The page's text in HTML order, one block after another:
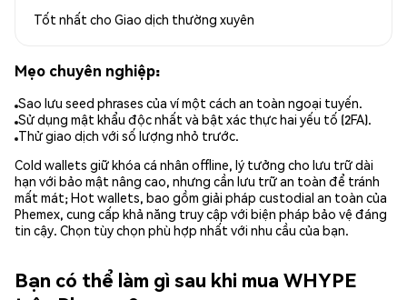
Tốt nhất cho Giao dịch thường xuyên
Mẹo chuyên nghiệp:
Sao lưu seed phrases của ví một cách an toàn ngoại tuyến.
Sử dụng mật khẩu độc nhất và bật xác thực hai yếu tố (2FA).
Thử giao dịch với số lượng nhỏ trước.
Cold wallets giữ khóa cá nhân offline, lý tưởng cho lưu trữ dài
hạn với bảo mật nâng cao, nhưng cần lưu trữ an toàn để tránh
mất mát; Hot wallets, bao gồm giải pháp custodial an toàn của
Phemex, cung cấp khả năng truy cập với biện pháp bảo vệ đáng
tin cậy. Chọn tùy chọn phù hợp nhất với nhu cầu của bạn.
Bạn có thể làm gì sau khi mua WHYPE